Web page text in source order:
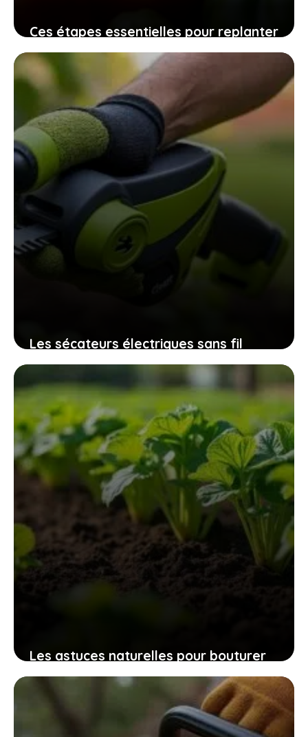
Ces étapes essentielles pour replanter
vos graines de tomates maison
assurent une récolte pleine de saveurs
10 novembre 2025
Les sécateurs électriques sans fil
32mm qui révolutionnent l’entretien
des espaces verts sans fatigue
excessive
9 novembre 2025
Les astuces naturelles pour bouturer
les patates douces et cultiver
facilement chez soi des plants
robustes